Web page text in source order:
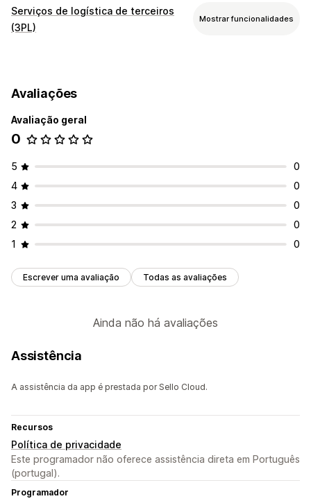
Serviços de logística de terceiros
(3PL)
Mostrar funcionalidades
Direcionamento de encomendas
Taxas de envio
Guias de remessa
Notificações de clientes Histórico de rastreio
Devoluções Devoluções pré-pagas
Gestão de inventário
Sincronização automática
Avaliações
Avaliação geral
0
5
0
4
0
3
0
2
0
1
0
Escrever uma avaliação Todas as avaliações
Ainda não há avaliações
Assistência
A assistência da app é prestada por Sello Cloud.
Recursos
Política de privacidade
Este programador não oferece assistência direta em Português
(portugal).
Programador